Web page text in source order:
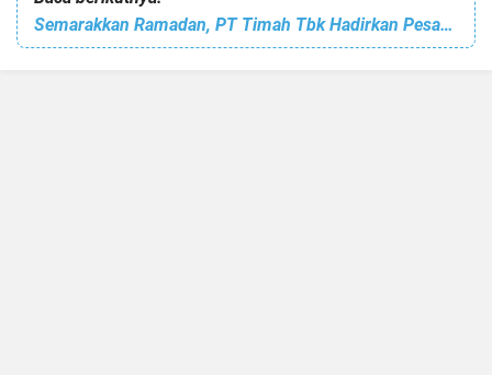
Semarakkan Ramadan, PT Timah Tbk Hadirkan Pesantren Kilat Bagi Anak-anak di Prayun